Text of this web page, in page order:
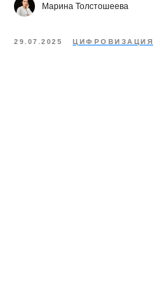
Марина Толстошеева
29.07.2025 ЦИФРОВИЗАЦИЯ